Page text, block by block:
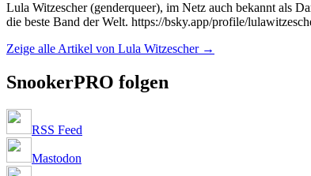
Lula Witzescher (genderqueer), im Netz auch bekannt als
die beste Band der Welt. https://bsky.app/profile/
Zeige alle Artikel von Lula Witzescher →
SnookerPRO folgen
RSS Feed
Mastodon